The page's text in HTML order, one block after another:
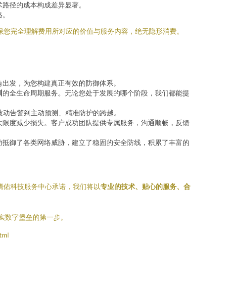
径的成本构成差异显著。
完全理解费用所对应的价值与服务内容，绝无隐形消费。
发，为您构建真正有效的防御体系。
的全生命周期服务。无论您处于发展的哪个阶段，我们都能提
告警到主动预测、精准防护的跨越。
度减少损失。客户成功团队提供专属服务，沟通顺畅，反馈
御了各类网络威胁，建立了稳固的安全防线，积累了丰富的
科技服务中心承诺，我们将以专业的技术、贴心的服务、合
字堡垒的第一步。